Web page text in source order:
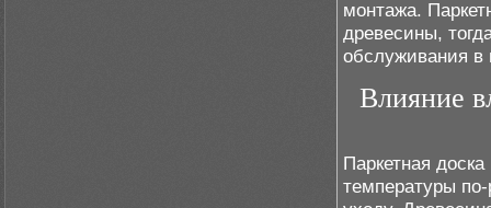
монтажа.
древесины,
обслуживания в
Влияние
Паркетная
температуры по-